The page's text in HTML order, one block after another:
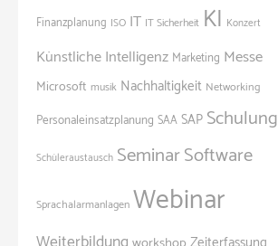
Finanzplanung ISO IT IT Sicherheit KI Konzert
Künstliche Intelligenz Marketing Messe
Microsoft musik Nachhaltigkeit Networking
Personaleinsatzplanung SAASAP Schulung
Schüleraustausch SeminarSoftware
Sprachalarmanlagen Webinar